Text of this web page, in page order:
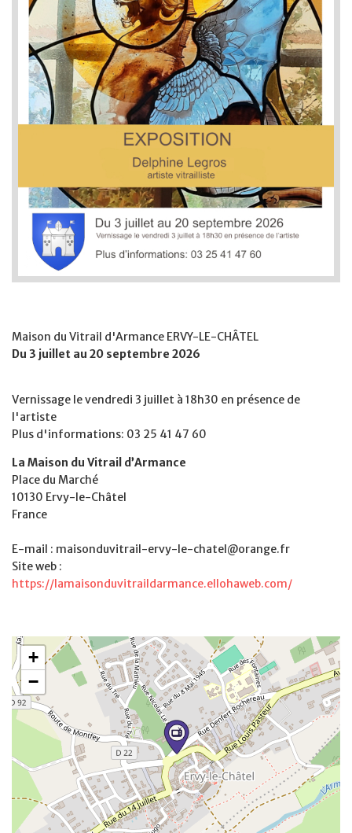
Maison du Vitrail d'Armance ERVY-LE-CHÂTEL
Du 3 juillet au 20 septembre 2026
Vernissage le vendredi 3 juillet à 18h30 en présence de
l'artiste
Plus d'informations: 03 25 41 47 60
La Maison du Vitrail d’Armance
Place du Marché
10130 Ervy-le-Châtel
France
E-mail : maisonduvitrail-ervy-le-chatel@orange.fr
Site web :
https://lamaisonduvitraildarmance.ellohaweb.com/